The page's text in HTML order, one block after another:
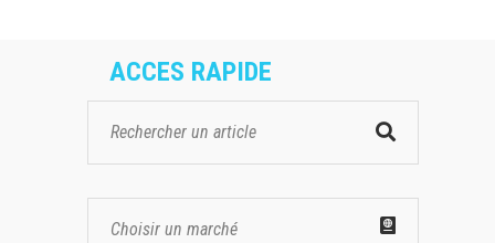
ACCES RAPIDE
Choisir un marché